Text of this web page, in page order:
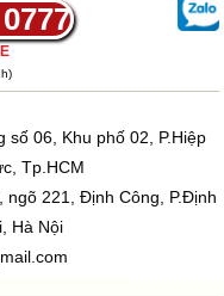
số 06, Khu phố 02, P.Hiệp
Tp.HCM
ngõ 221, Định Công, P.Định
Hà Nội